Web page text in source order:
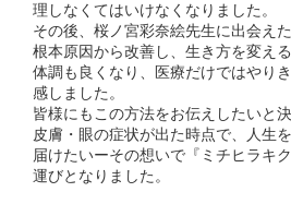
理しなくてはいけなくなりました。
その後、桜ノ宮彩奈絵先生に出会え
根本原因から改善し、生き方を変え
体調も良くなり、医療だけではやり
感しました。
皆様にもこの方法をお伝えしたいと
皮膚・眼の症状が出た時点で、人生
届けたいーその想いで『ミチヒラキ
運びとなりました。